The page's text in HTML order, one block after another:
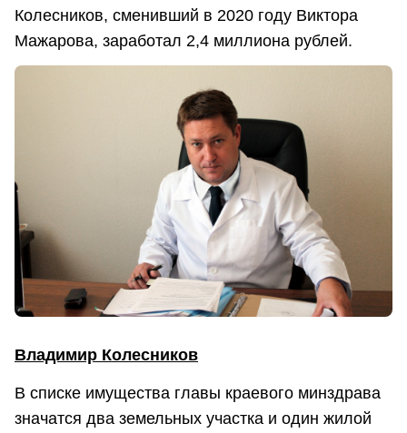
Колесников, сменивший в 2020 году Виктора
Мажарова, заработал 2,4 миллиона рублей.
Владимир Колесников
В списке имущества главы краевого минздрава
значатся два земельных участка и один жилой